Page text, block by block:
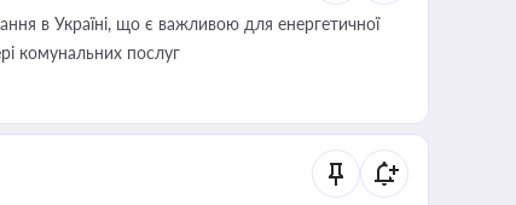
в Україні, що є важливою для енергетичної
комунальних послуг